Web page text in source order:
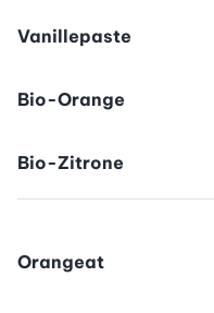
Vanillepaste
Bio-Orange
Bio-Zitrone
Orangeat